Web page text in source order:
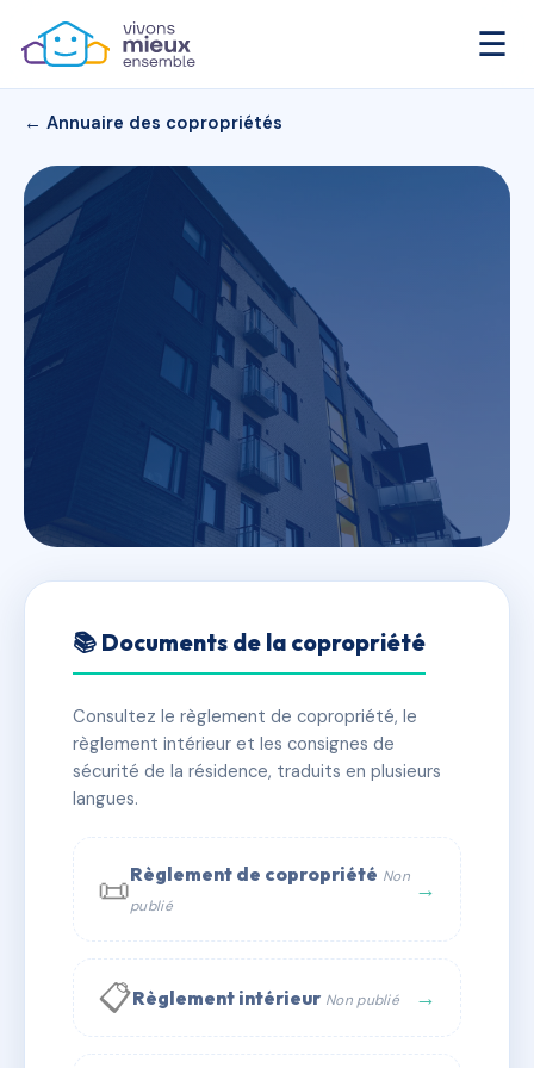
☰
← Annuaire des copropriétés
SDC 172 LAFAYETTE
✓ Immatriculée 🏠 17 lots 🏗 1 bâtiment(s)
📞 Contacter Syndic Digital
📚 Documents de la copropriété
Consultez le règlement de copropriété, le
règlement intérieur et les consignes de
sécurité de la résidence, traduits en plusieurs
langues.
📜Règlement de copropriété Non
publié
→
📋Règlement intérieur Non publié →